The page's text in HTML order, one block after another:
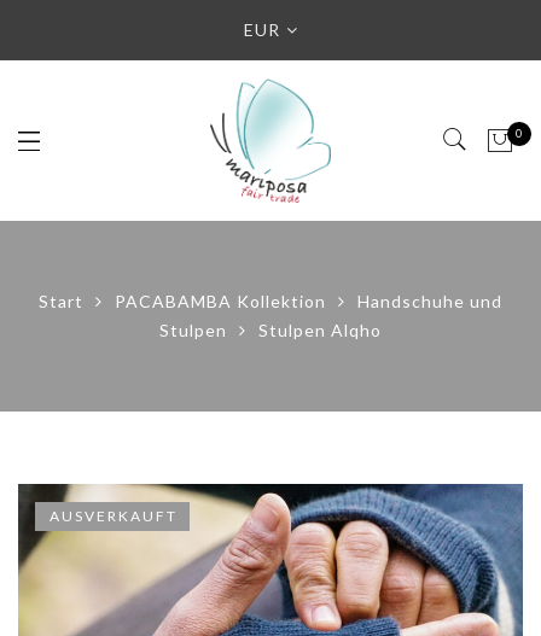
EUR
0
Start PACABAMBA Kollektion
Handschuhe und
Stulpen
Stulpen Alqho
AUSVERKAUFT